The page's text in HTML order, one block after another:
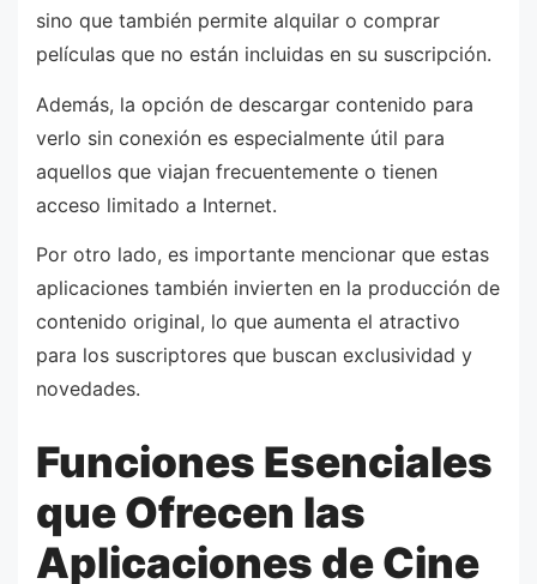
sino que también permite alquilar o comprar
películas que no están incluidas en su suscripción.
Además, la opción de descargar contenido para
verlo sin conexión es especialmente útil para
aquellos que viajan frecuentemente o tienen
acceso limitado a Internet.
Por otro lado, es importante mencionar que estas
aplicaciones también invierten en la producción de
contenido original, lo que aumenta el atractivo
para los suscriptores que buscan exclusividad y
novedades.
Funciones Esenciales
que Ofrecen las
Aplicaciones de Cine